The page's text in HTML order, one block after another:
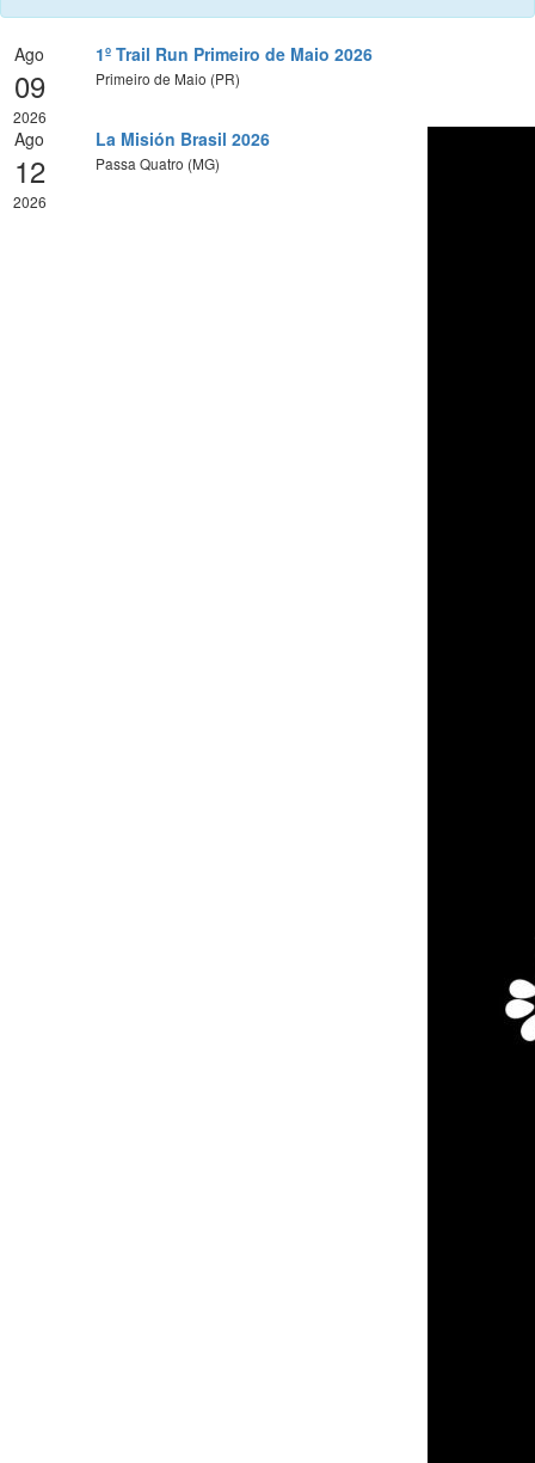
Ago
09
2026
1º Trail Run Primeiro de Maio 2026
Primeiro de Maio (PR)
Ago
12
2026
La Misión Brasil 2026
Passa Quatro (MG)